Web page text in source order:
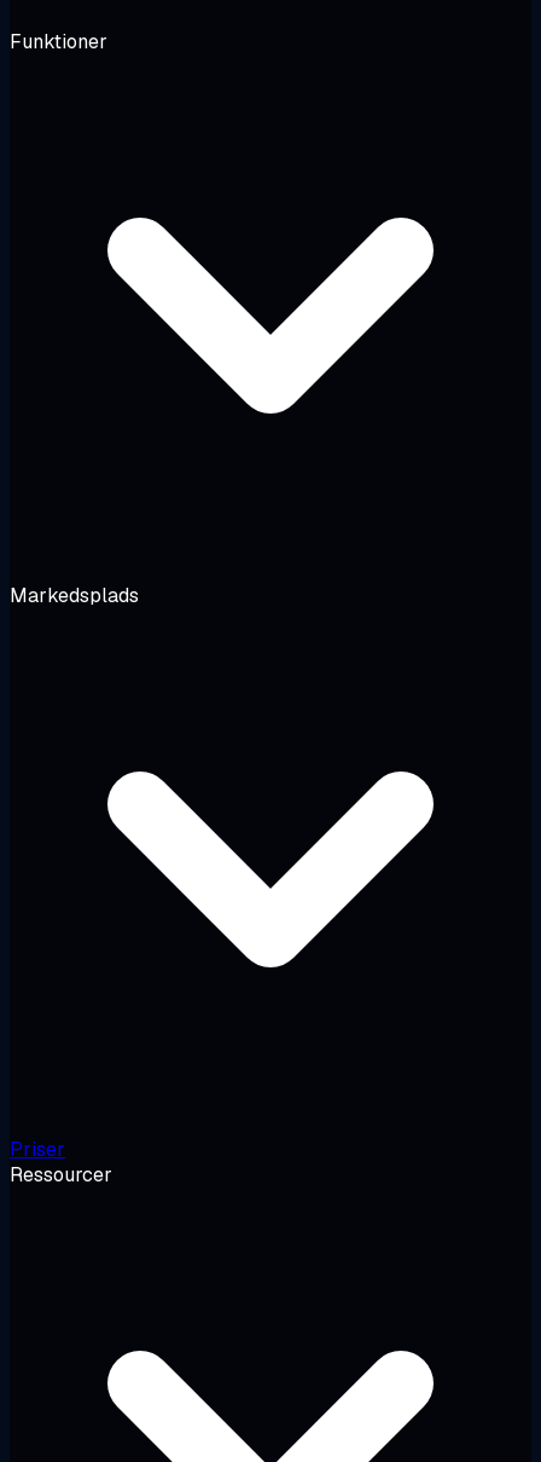
Funktioner
Markedsplads
Priser
Ressourcer